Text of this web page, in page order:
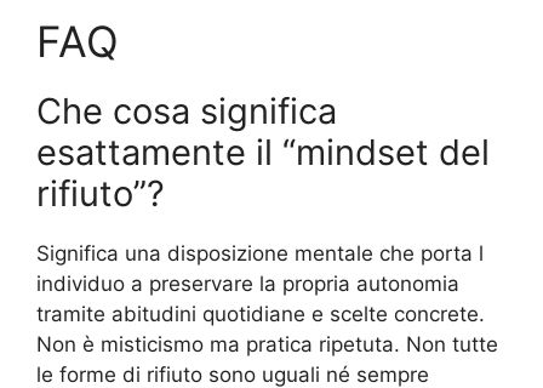
FAQ
Che cosa significa
esattamente il “mindset del
rifiuto”?
Significa una disposizione mentale che porta l
individuo a preservare la propria autonomia
tramite abitudini quotidiane e scelte concrete.
Non è misticismo ma pratica ripetuta. Non tutte
le forme di rifiuto sono uguali né sempre